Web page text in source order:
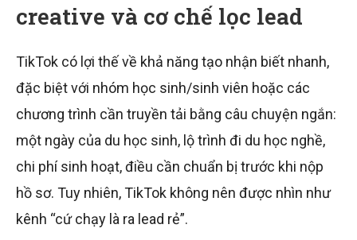
creative và cơ chế lọc lead
TikTok có lợi thế về khả năng tạo nhận biết nhanh,
đặc biệt với nhóm học sinh/sinh viên hoặc các
chương trình cần truyền tải bằng câu chuyện ngắn:
một ngày của du học sinh, lộ trình đi du học nghề,
chi phí sinh hoạt, điều cần chuẩn bị trước khi nộp
hồ sơ. Tuy nhiên, TikTok không nên được nhìn như
kênh “cứ chạy là ra lead rẻ”.